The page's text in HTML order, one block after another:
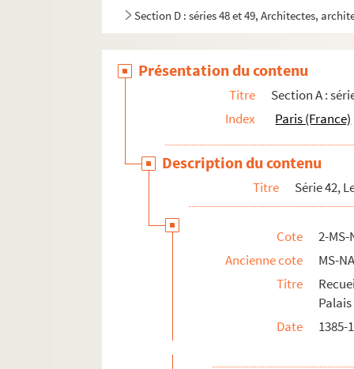
Section D : séries 48 et 49, Architectes,
Présentation du contenu
Titre
Section A :
Index
Paris (France)
Description du contenu
Titre Série 42,
Cote
2-MS-
Ancienne cote
MS-
Titre
Date
1385-